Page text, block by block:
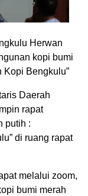
Herwan
kopi bumi
Kopi Bengkulu”
Daerah
rapat
putih :
di ruang rapat
melalui zoom,
bumi merah